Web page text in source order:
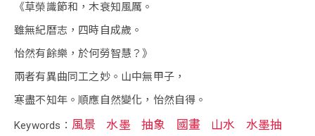
《草榮識節和，木衰知風厲。
雖無紀曆志，四時自成歲。
怡然有餘樂，於何勞智慧？》
兩者有異曲同工之妙。山中無甲子，
寒盡不知年。順應自然變化，怡然自得。
Keywords： 風景 水墨 抽象 國畫 山水
水墨抽